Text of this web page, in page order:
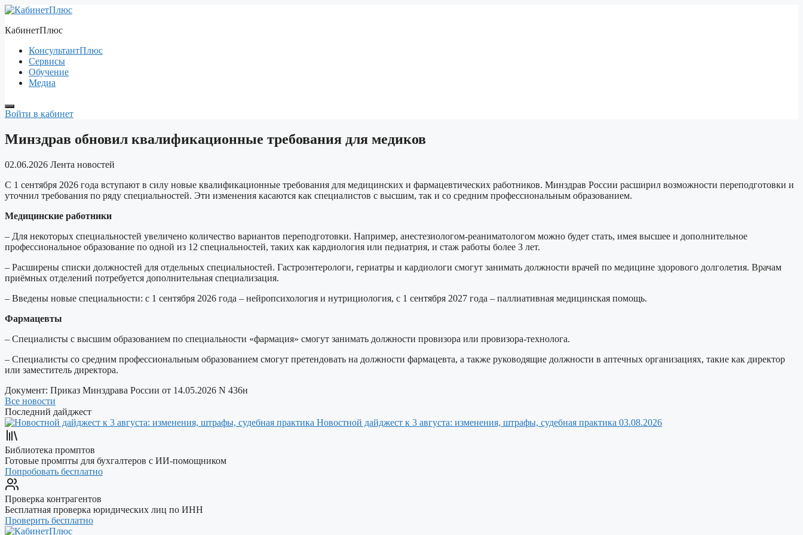
Перейти
содержимому
КабинетПлюс
КонсультантПлюс
Сервисы
Обучение
Медиа
Войти в кабинет
Минздрав обновил квалификационные требования для медиков
02.06.2026 Лента новостей
С 1 сентября 2026 года вступают в силу новые квалификационные требования для медицинских и фармацевтических работников. Минздрав России расширил возможности переподготовки и
уточнил требования по ряду специальностей. Эти изменения касаются как специалистов с высшим, так и со средним профессиональным образованием.
Медицинские работники
– Для некоторых специальностей увеличено количество вариантов переподготовки. Например, анестезиологом-реаниматологом можно будет стать, имея высшее и дополнительное
профессиональное образование по одной из 12 специальностей, таких как кардиология или педиатрия, и стаж работы более 3 лет.
– Расширены списки должностей для отдельных специальностей. Гастроэнтерологи, гериатры и кардиологи смогут занимать должности врачей по медицине здорового долголетия. Врачам
приёмных отделений потребуется дополнительная специализация.
– Введены новые специальности: с 1 сентября 2026 года – нейропсихология и нутрициология, с 1 сентября 2027 года – паллиативная медицинская помощь.
Фармацевты
– Специалисты с высшим образованием по специальности «фармация» смогут занимать должности провизора или провизора-технолога.
– Специалисты со средним профессиональным образованием смогут претендовать на должности фармацевта, а также руководящие должности в аптечных организациях, такие как директор
или заместитель директора.
Документ: Приказ Минздрава России от 14.05.2026 N 436н
Все новости
Последний дайджест
Новостной дайджест к 3 августа: изменения, штрафы, судебная практика 03.08.2026
Библиотека промптов
Готовые промпты для бухгалтеров с ИИ-помощником
Попробовать бесплатно
Проверка контрагентов
Бесплатная проверка юридических лиц по ИНН
Проверить бесплатно